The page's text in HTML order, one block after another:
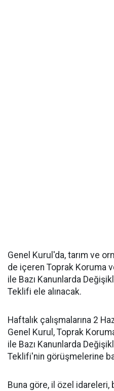
Genel Kurul'da, tarım ve
de içeren Toprak Koruma
ile Bazı Kanunlarda
Teklifi ele alınacak.
Haftalık çalışmalarına 2
Genel Kurul, Toprak
ile Bazı Kanunlarda
Teklifi'nin görüşmelerine
Buna göre, il özel idareleri,